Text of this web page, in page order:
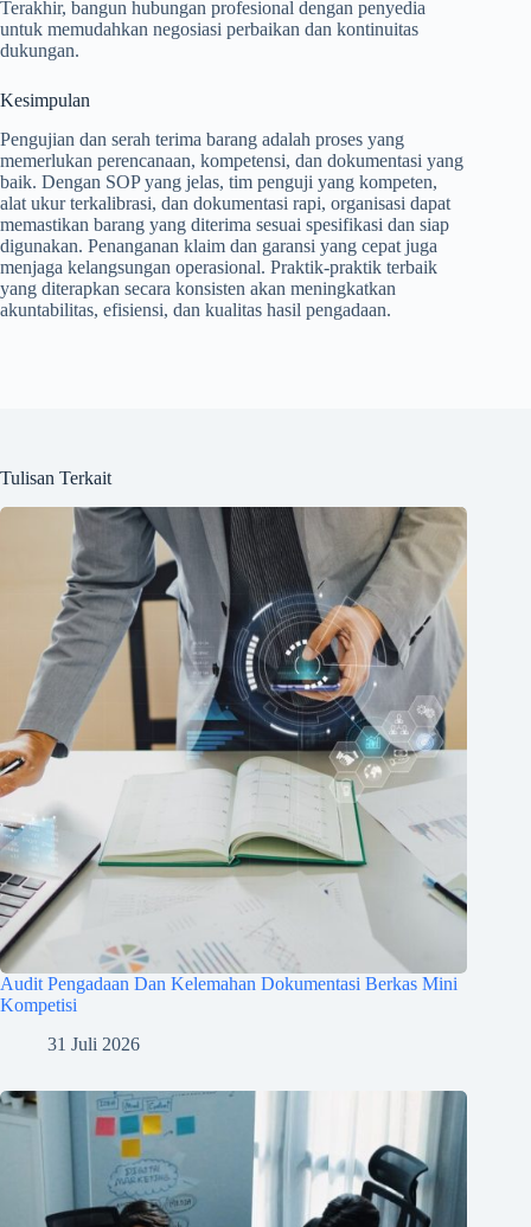
Terakhir, bangun hubungan profesional dengan penyedia
untuk memudahkan negosiasi perbaikan dan kontinuitas
dukungan.
Kesimpulan
Pengujian dan serah terima barang adalah proses yang
memerlukan perencanaan, kompetensi, dan dokumentasi yang
baik. Dengan SOP yang jelas, tim penguji yang kompeten,
alat ukur terkalibrasi, dan dokumentasi rapi, organisasi dapat
memastikan barang yang diterima sesuai spesifikasi dan siap
digunakan. Penanganan klaim dan garansi yang cepat juga
menjaga kelangsungan operasional. Praktik-praktik terbaik
yang diterapkan secara konsisten akan meningkatkan
akuntabilitas, efisiensi, dan kualitas hasil pengadaan.
Tulisan Terkait
Audit Pengadaan Dan Kelemahan Dokumentasi Berkas Mini
Kompetisi
31 Juli 2026